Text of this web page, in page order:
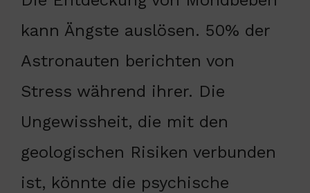
kann Ängste auslösen. 50% der
Astronauten berichten von
Stress während ihrer. Die
Ungewissheit, die mit den
geologischen Risiken verbunden
ist, könnte die psychische